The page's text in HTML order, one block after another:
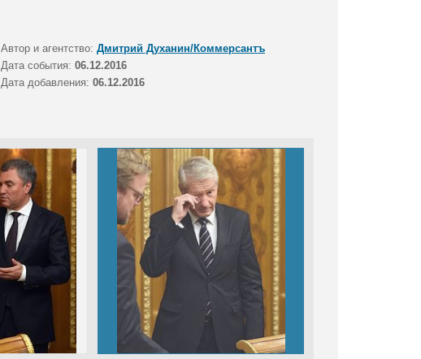
Автор и агентство: Дмитрий Духанин/Коммерсантъ
Дата события: 06.12.2016
Дата добавления: 06.12.2016